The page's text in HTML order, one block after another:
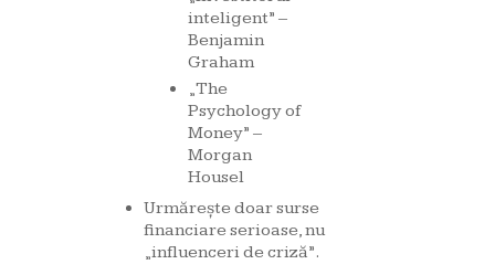
inteligent” –
Benjamin
Graham
„The
Psychology of
Money” –
Morgan
Housel
Urmărește doar surse
financiare serioase, nu
„influenceri de criză”.